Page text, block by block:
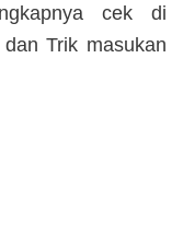
cek di
Trik masukan